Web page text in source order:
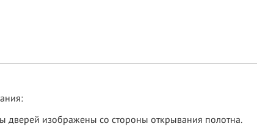
дверей изображены со стороны открывания полотна.